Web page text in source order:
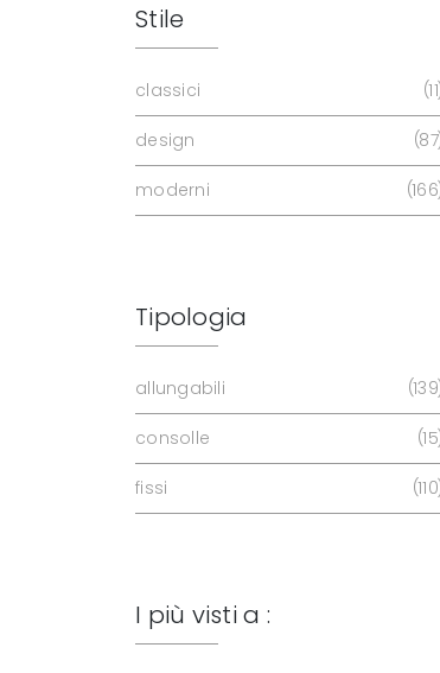
Stile
classici 11
design 87
moderni 166
Tipologia
allungabili 139
consolle 15
fissi 110
I più visti a :